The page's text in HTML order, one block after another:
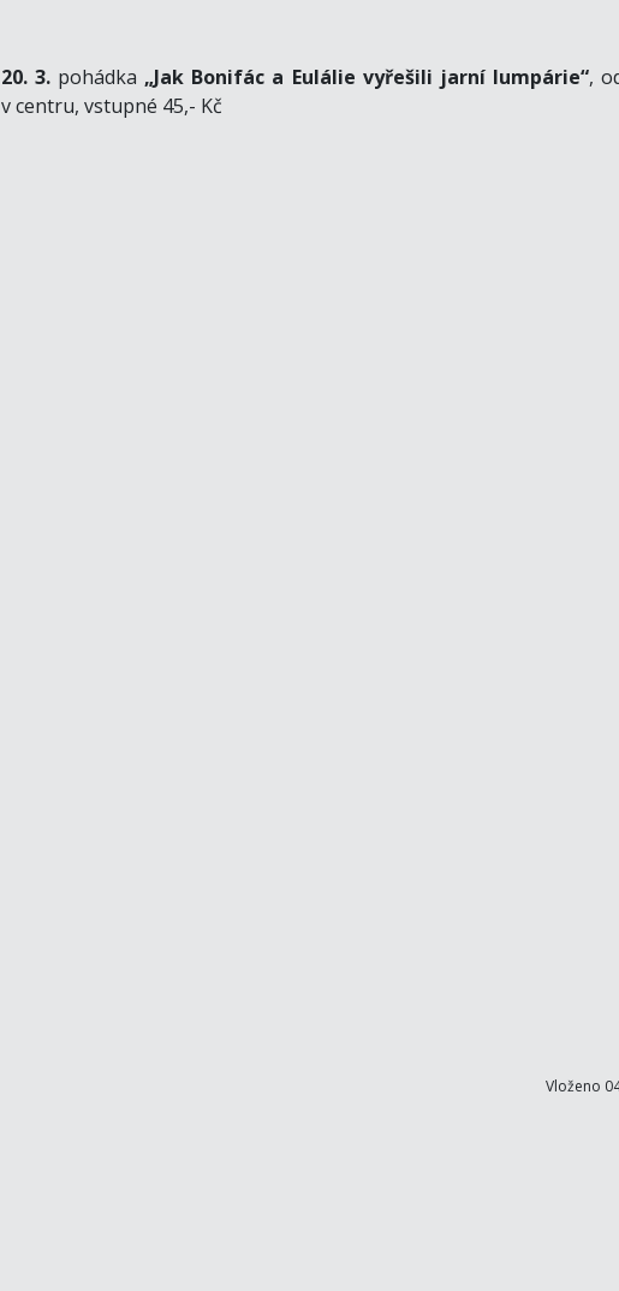
20. 3. pohádka „Jak Bonifác a Eulálie vyřešili jarní lumpárie“,
v centru, vstupné 45,- Kč
Vloženo